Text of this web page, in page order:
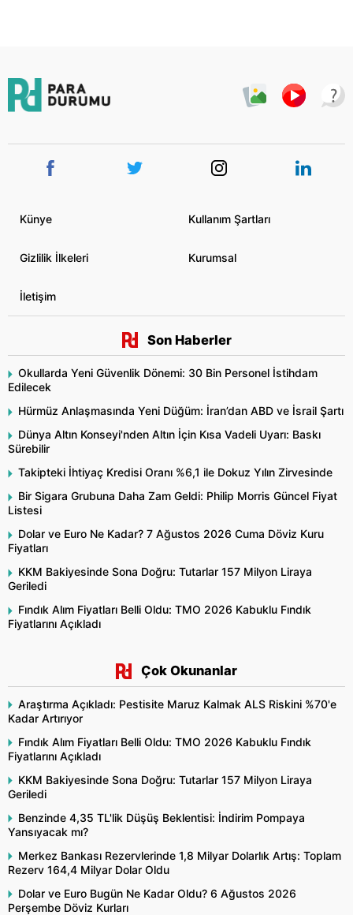
Künye Kullanım Şartları
Gizlilik İlkeleri Kurumsal
İletişim
Son Haberler
Okullarda Yeni Güvenlik Dönemi: 30 Bin Personel İstihdam
Edilecek
Hürmüz Anlaşmasında Yeni Düğüm: İran’dan ABD ve İsrail Şartı
Dünya Altın Konseyi'nden Altın İçin Kısa Vadeli Uyarı: Baskı
Sürebilir
Takipteki İhtiyaç Kredisi Oranı %6,1 ile Dokuz Yılın Zirvesinde
Bir Sigara Grubuna Daha Zam Geldi: Philip Morris Güncel Fiyat
Listesi
Dolar ve Euro Ne Kadar? 7 Ağustos 2026 Cuma Döviz Kuru
Fiyatları
KKM Bakiyesinde Sona Doğru: Tutarlar 157 Milyon Liraya
Geriledi
Fındık Alım Fiyatları Belli Oldu: TMO 2026 Kabuklu Fındık
Fiyatlarını Açıkladı
Çok Okunanlar
Araştırma Açıkladı: Pestisite Maruz Kalmak ALS Riskini %70'e
Kadar Artırıyor
Fındık Alım Fiyatları Belli Oldu: TMO 2026 Kabuklu Fındık
Fiyatlarını Açıkladı
KKM Bakiyesinde Sona Doğru: Tutarlar 157 Milyon Liraya
Geriledi
Benzinde 4,35 TL'lik Düşüş Beklentisi: İndirim Pompaya
Yansıyacak mı?
Merkez Bankası Rezervlerinde 1,8 Milyar Dolarlık Artış: Toplam
Rezerv 164,4 Milyar Dolar Oldu
Dolar ve Euro Bugün Ne Kadar Oldu? 6 Ağustos 2026
Perşembe Döviz Kurları